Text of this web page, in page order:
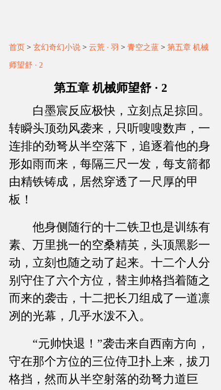
首页 > 玄幻奇幻小说 > 云荒 · 羽 > 青空之蓝 > 第五章 机械
师望舒 · 2
第五章 机械师望舒 · 2
白墨宸反应极快，立刻点足掠回。
转瞬头顶劲风袭来，只听嗖嗖数声，一
连排的劲弩从半空落下，追逐着他的身
形如雨而来，每隔三尺一发，每支箭都
由精铁铸成，居然穿透了一尺厚的甲
板！
他身侧随行的十二铁卫也是训练有
素、万里挑一的空桑精英，头顶黑影一
动，立刻也随之动了起来。十二个人分
别守住了六个方位，替主帅格挡着随之
而来的袭击，十二把长刀组成了一道凛
冽的光幕，几乎水泼不入。
“元帅快退！”袭击来自西南方向，
守在那个方位的三位侍卫扑上来，拔刀
格挡，然而从半空射落的劲弩力道巨